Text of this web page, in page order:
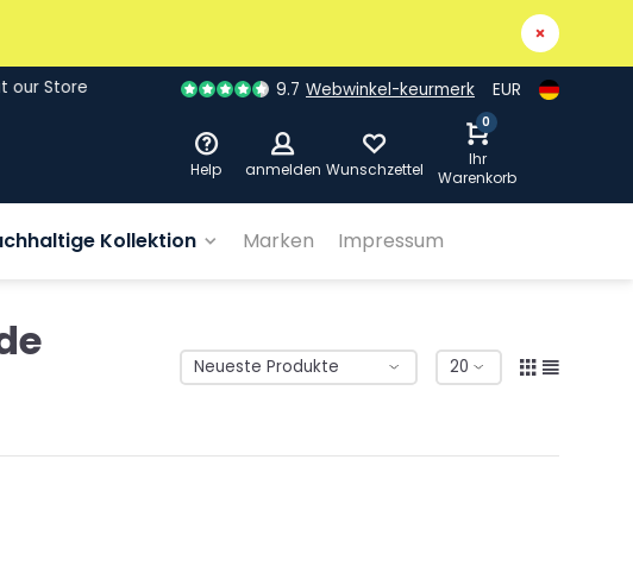
Store 9.7 Webwinkel-keurmerk EUR
Help anmelden Wunschzettel
0
Ihr
Warenkorb
Kollektion Marken Impressum